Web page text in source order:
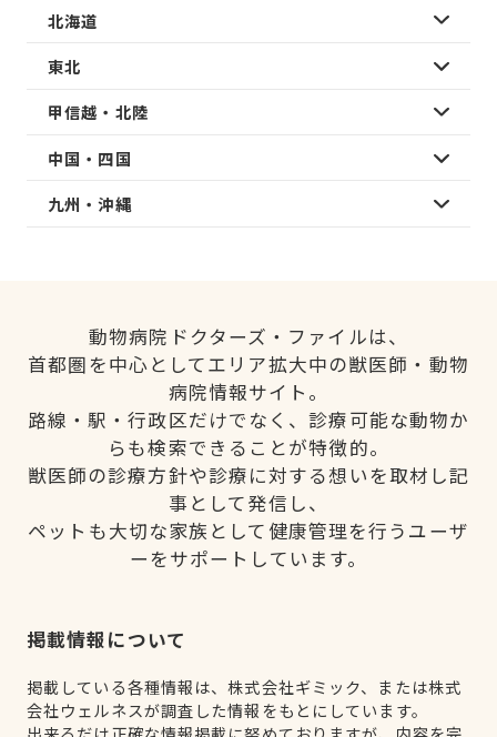
北海道
東北
甲信越・北陸
中国・四国
九州・沖縄
動物病院ドクターズ・ファイルは、
首都圏を中心としてエリア拡大中の獣医師・動物
病院情報サイト。
路線・駅・行政区だけでなく、診療可能な動物か
らも検索できることが特徴的。
獣医師の診療方針や診療に対する想いを取材し記
事として発信し、
ペットも大切な家族として健康管理を行うユーザ
ーをサポートしています。
掲載情報について
掲載している各種情報は、株式会社ギミック、または株式
会社ウェルネスが調査した情報をもとにしています。